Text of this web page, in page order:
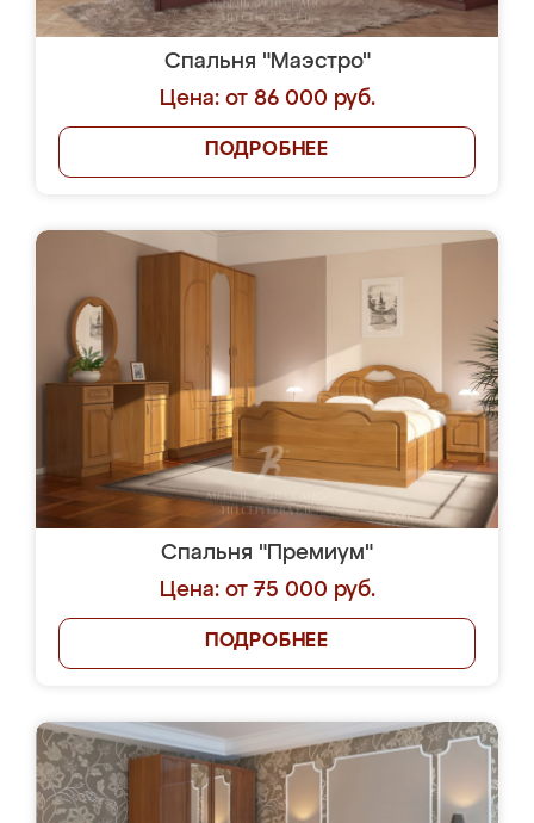
Спальня "Маэстро"
Цена: от 86 000 руб.
ПОДРОБНЕЕ
Спальня "Премиум"
Цена: от 75 000 руб.
ПОДРОБНЕЕ